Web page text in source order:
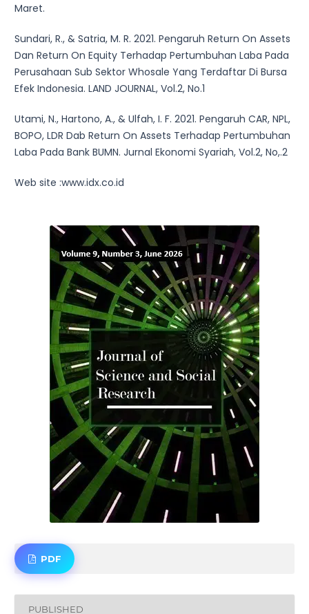
Maret.
Sundari, R., & Satria, M. R. 2021. Pengaruh Return On Assets
Dan Return On Equity Terhadap Pertumbuhan Laba Pada
Perusahaan Sub Sektor Whosale Yang Terdaftar Di Bursa
Efek Indonesia. LAND JOURNAL, Vol.2, No.1
Utami, N., Hartono, A., & Ulfah, I. F. 2021. Pengaruh CAR, NPL,
BOPO, LDR Dab Return On Assets Terhadap Pertumbuhan
Laba Pada Bank BUMN. Jurnal Ekonomi Syariah, Vol.2, No,.2
Web site :www.idx.co.id
PDF
PUBLISHED